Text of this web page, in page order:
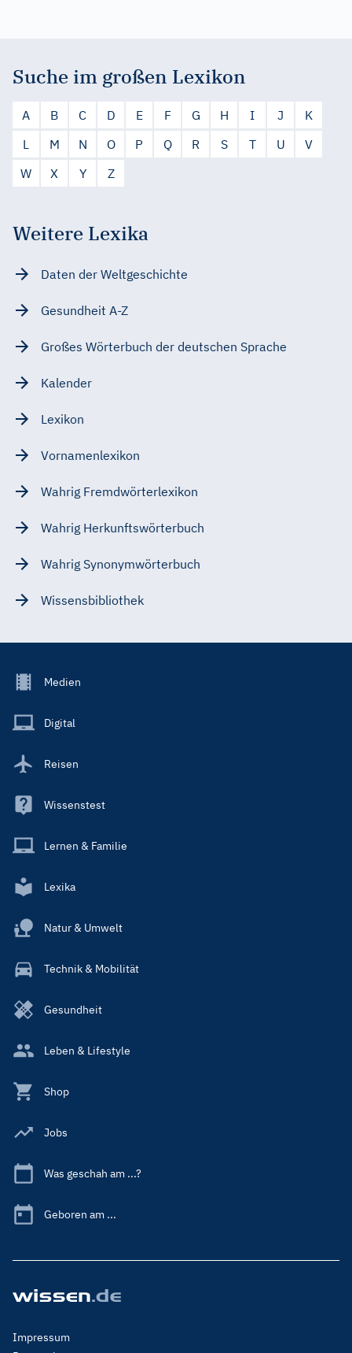
Suche im großen Lexikon
A B C D E F G H I J
K
L
M N O P Q R S T U
V
W
X Y Z
Weitere Lexika
Daten der Weltgeschichte
Gesundheit A-Z
Großes Wörterbuch der deutschen Sprache
Kalender
Lexikon
Vornamenlexikon
Wahrig Fremdwörterlexikon
Wahrig Herkunftswörterbuch
Wahrig Synonymwörterbuch
Wissensbibliothek
Footer
Main
Medien
Digital
Reisen
Wissenstest
Lernen & Familie
Lexika
Natur & Umwelt
Technik & Mobilität
Gesundheit
Leben & Lifestyle
Shop
Jobs
Was geschah am ...?
Geboren am ...
Footer
Impressum